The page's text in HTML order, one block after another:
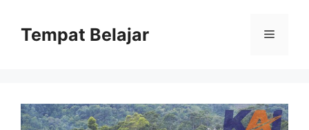
contentTempat Belajar Menu